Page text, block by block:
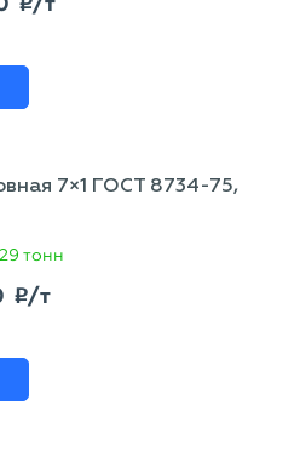
7×1 ГОСТ 8734-75,
тонн
p/т